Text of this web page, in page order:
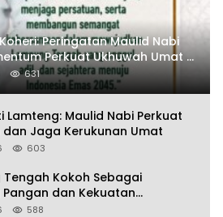
Peringatan Maulid Nabi
Perkuat Ukhuwah Umat di
Tengah
631
Lamteng: Maulid Nabi Perkuat
dan Jaga Kerukunan Umat
603
Tengah Kokoh Sebagai
Pangan dan Kekuatan
Lampung, Komang Koheri:
588